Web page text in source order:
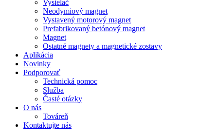
Vysielač
Neodymiový magnet
Vystavený motorový magnet
Prefabrikovaný betónový magnet
Magnet
Ostatné magnety a magnetické zostavy
Aplikácia
Novinky
Podporovať
Technická pomoc
Služba
Časté otázky
O nás
Továreň
Kontaktujte nás